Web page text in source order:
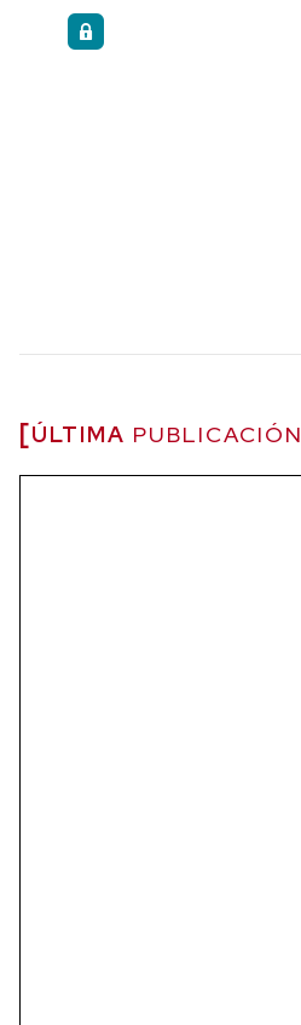
ÚLTIMA PUBLICACIÓN